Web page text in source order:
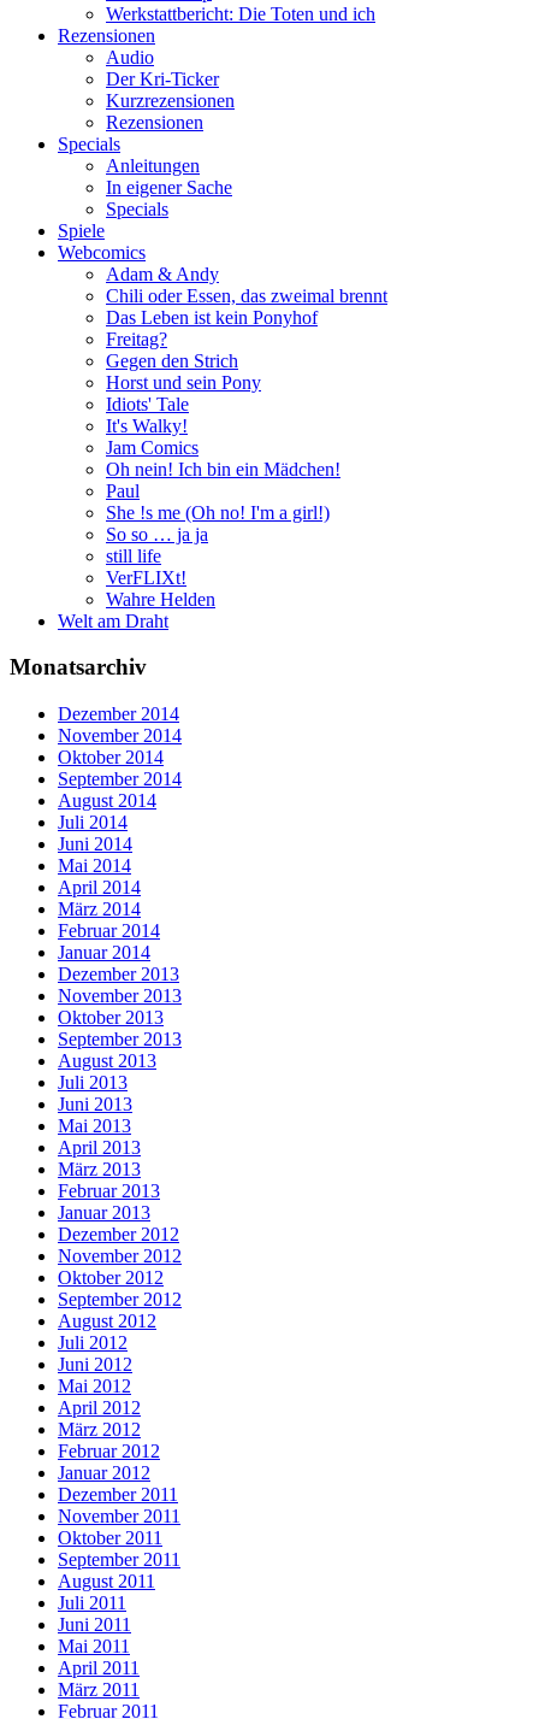
Werkstattbericht: Die Toten und ich
Rezensionen
Audio
Der Kri-Ticker
Kurzrezensionen
Rezensionen
Specials
Anleitungen
In eigener Sache
Specials
Spiele
Webcomics
Adam & Andy
Chili oder Essen, das zweimal brennt
Das Leben ist kein Ponyhof
Freitag?
Gegen den Strich
Horst und sein Pony
Idiots' Tale
It's Walky!
Jam Comics
Oh nein! Ich bin ein Mädchen!
Paul
She !s me (Oh no! I'm a girl!)
So so … ja ja
still life
VerFLIXt!
Wahre Helden
Welt am Draht
Monatsarchiv
Dezember 2014
November 2014
Oktober 2014
September 2014
August 2014
Juli 2014
Juni 2014
Mai 2014
April 2014
März 2014
Februar 2014
Januar 2014
Dezember 2013
November 2013
Oktober 2013
September 2013
August 2013
Juli 2013
Juni 2013
Mai 2013
April 2013
März 2013
Februar 2013
Januar 2013
Dezember 2012
November 2012
Oktober 2012
September 2012
August 2012
Juli 2012
Juni 2012
Mai 2012
April 2012
März 2012
Februar 2012
Januar 2012
Dezember 2011
November 2011
Oktober 2011
September 2011
August 2011
Juli 2011
Juni 2011
Mai 2011
April 2011
März 2011
Februar 2011